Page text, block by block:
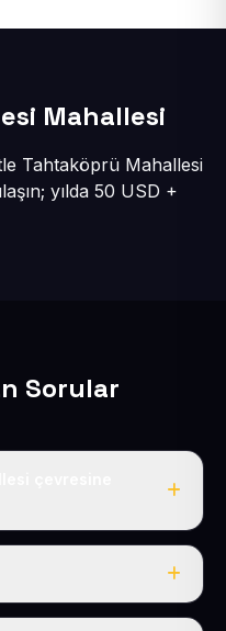
Mahallesi
Tahtaköprü Mahallesi
yılda 50 USD +
Sorular
tüm Pınarbaşı ve
şey dahil.